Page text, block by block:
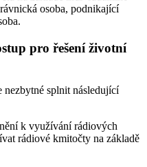
osoba, podnikající
pro řešení životní
splnit následující
k využívání rádiových
rádiové kmitočty na základě